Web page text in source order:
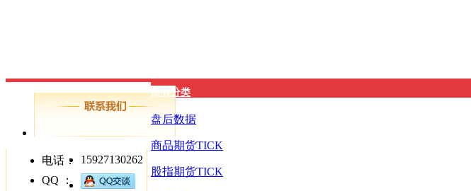
电话：
15927130262
QQ ：
所有分类
盘后数据
商品期货TICK
股指期货TICK